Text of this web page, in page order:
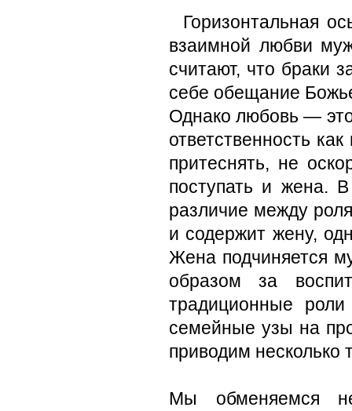
Горизонтальная
вза­имной любви
считают, что браки
себе обещание
Однако любовь —
ответственность
притеснять, не
посту­пать и жена.
различие между
и содержит жену,
Жена подчиняется
образом за
традиционные
семейные узы на
приводим
Мы обменяемся